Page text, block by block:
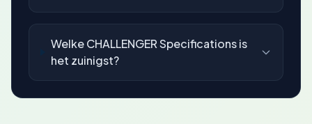
Welke CHALLENGER Specifications is
het zuinigst?